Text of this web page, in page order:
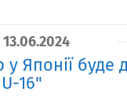
13.06.2024
Японії буде
16"